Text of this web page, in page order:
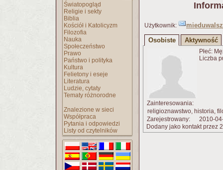
Światopogląd
Religie i sekty
Biblia
Kościół i Katolicyzm
Filozofia
Nauka
Społeczeństwo
Prawo
Państwo i polityka
Kultura
Felietony i eseje
Literatura
Ludzie, cytaty
Tematy różnorodne
Znalezione w sieci
Współpraca
Pytania i odpowiedzi
Listy od czytelników
Użytkownik:
Osobiste
Aktywność
Płeć:
Liczba
Zainteresowania:
religioznawstwo, historia,
Zarejestrowany:
2010-
Dodany jako kontakt przez